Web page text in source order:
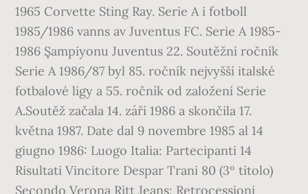
1965 Corvette Sting Ray. Serie A i fotboll
1985/1986 vanns av Juventus FC. Serie A 1985-
1986 Şampiyonu Juventus 22. Soutěžní ročník
Serie A 1986/87 byl 85. ročník nejvyšší italské
fotbalové ligy a 55. ročník od založení Serie
A.Soutěž začala 14. září 1986 a skončila 17.
května 1987. Date dal 9 novembre 1985 al 14
giugno 1986: Luogo Italia: Partecipanti 14
Risultati Vincitore Despar Trani 80 (3º titolo)
Secondo Verona Ritt Jeans: Retrocessioni